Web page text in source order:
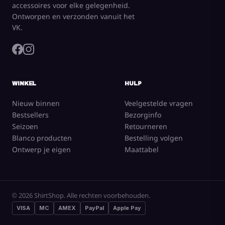
van jou
10.000+
Tevreden klanten
4,9 / 5
Gemiddelde beoordeling
Volgende dag Koop 3, krijg 1
accessoires voor elke gelegenheid.
Ontworpen en verzonden vanuit het
VK.
WINKEL
Nieuw binnen
Bestsellers
Seizoen
Blanco producten
Ontwerp je eigen
HULP
Veelgestelde vragen
Bezorginfo
Retourneren
Bestelling volgen
Maattabel
© 2026 ShirtShop. Alle rechten voorbehouden.
VISA MC AMEX PayPal Apple Pay